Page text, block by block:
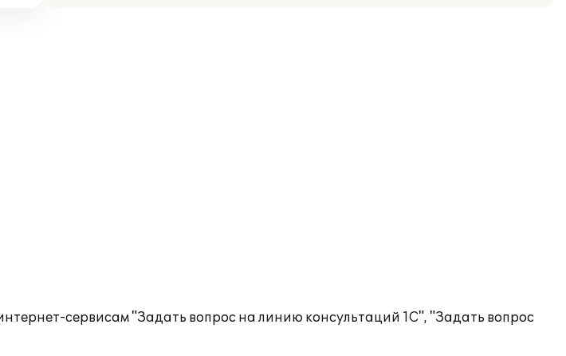
сервисам "Задать вопрос на линию консультаций 1С", "Задать вопрос